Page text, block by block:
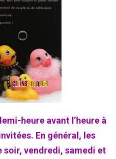
heure avant l’heure à
En général, les
soir, vendredi, samedi et